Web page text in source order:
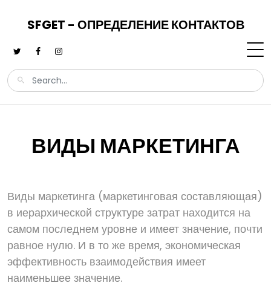
SFGET - ОПРЕДЕЛЕНИЕ КОНТАКТОВ
ВИДЫ МАРКЕТИНГА
Виды маркетинга (маркетинговая составляющая)
в иерархической структуре затрат находится на
самом последнем уровне и имеет значение, почти
равное нулю. И в то же время, экономическая
эффективность взаимодействия имеет
наименьшее значение.